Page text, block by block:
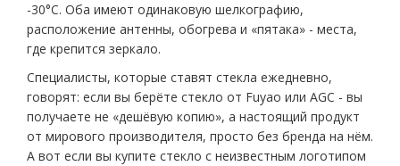
-30°C. Оба имеют одинаковую шелкографию,
расположение антенны, обогрева и «пятака» - места,
где крепится зеркало.
Специалисты, которые ставят стекла ежедневно,
говорят: если вы берёте стекло от Fuyao или AGC - вы
получаете не «дешёвую копию», а настоящий продукт
от мирового производителя, просто без бренда на нём.
А вот если вы купите стекло с неизвестным логотипом